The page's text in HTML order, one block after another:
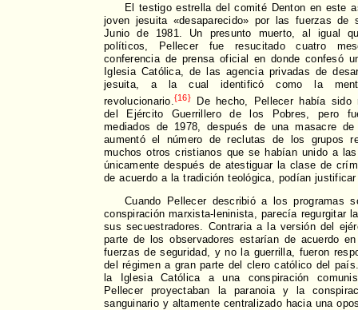
El testigo estrella del comité Denton en este
joven jesuita «desaparecido» por las fuerzas de
Junio de 1981. Un presunto muerto, al igual
políticos, Pellecer fue resucitado cuatro
conferencia de prensa oficial en donde confesó
Iglesia Católica, de las agencia privadas de
jesuita, a la cual identificó como la
revolucionario. {16}De hecho, Pellecer había sido
del Ejército Guerrillero de los Pobres, pero
mediados de 1978, después de una masacre
aumentó el número de reclutas de los grupos
muchos otros cristianos que se habían unido a
únicamente después de atestiguar la clase de
de acuerdo a la tradición teológica, podían
Cuando Pellecer describió a los programas
conspiración marxista-leninista, parecía regurgitar
sus secuestradores. Contraria a la versión del
parte de los observadores estarían de acuerdo
fuerzas de seguridad, y no la guerrilla, fueron
del régimen a gran parte del clero católico del
la Iglesia Católica a una conspiración
Pellecer proyectaban la paranoia y la
sanguinario y altamente centralizado hacia una